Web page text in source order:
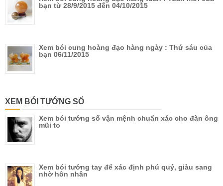
bạn từ 28/9/2015 đến 04/10/2015
Xem bói cung hoàng đạo hàng ngày : Thứ sáu của
bạn 06/11/2015
XEM BÓI TƯỚNG SỐ
Xem bói tướng số vận mệnh chuẩn xác cho đàn ông
mũi to
Xem bói tướng tay để xác định phú quý, giàu sang
nhờ hôn nhân